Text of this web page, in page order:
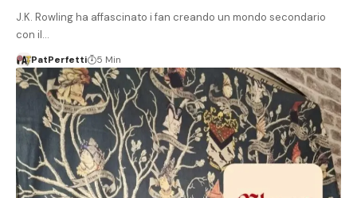
J.K. Rowling ha affascinato i fan creando un mondo secondario
con il…
PatPerfetti 5 Min